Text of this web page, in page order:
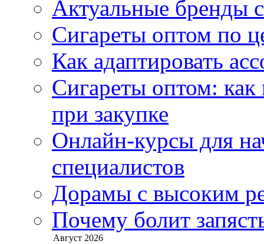
Актуальные бренды
Сигареты оптом по
Как адаптировать
Сигареты оптом:
при закупке
Онлайн-курсы для
специалистов
Дорамы с высоким
Почему болит
Август 2026